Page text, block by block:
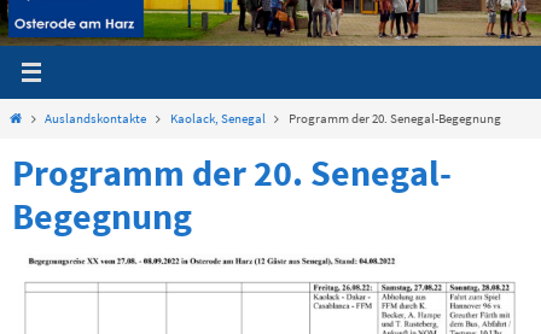
StartAuslandskontakte Kaolack, Senegal Programm der 20. Senegal-Begegnung
Programm der 20. Senegal-
Begegnung